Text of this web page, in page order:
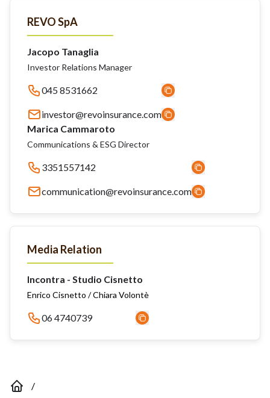
REVO SpA
Jacopo Tanaglia
Investor Relations Manager
045 8531662
investor@revoinsurance.com
Marica Cammaroto
Communications & ESG Director
3351557142
communication@revoinsurance.com
Media Relation
Incontra - Studio Cisnetto
Enrico Cisnetto / Chiara Volontè
06 4740739
/